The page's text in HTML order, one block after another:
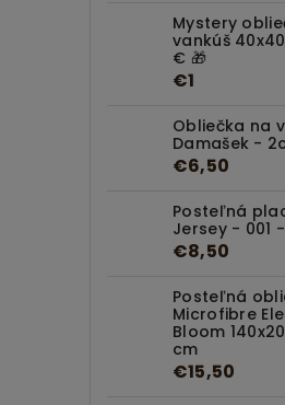
Mystery
vankúš
€ 🎁
€1
Obliečka na
Damašek -
€6,50
Posteľná
Jersey - 001
€8,50
Posteľná
Microfibre
Bloom
cm
€15,50